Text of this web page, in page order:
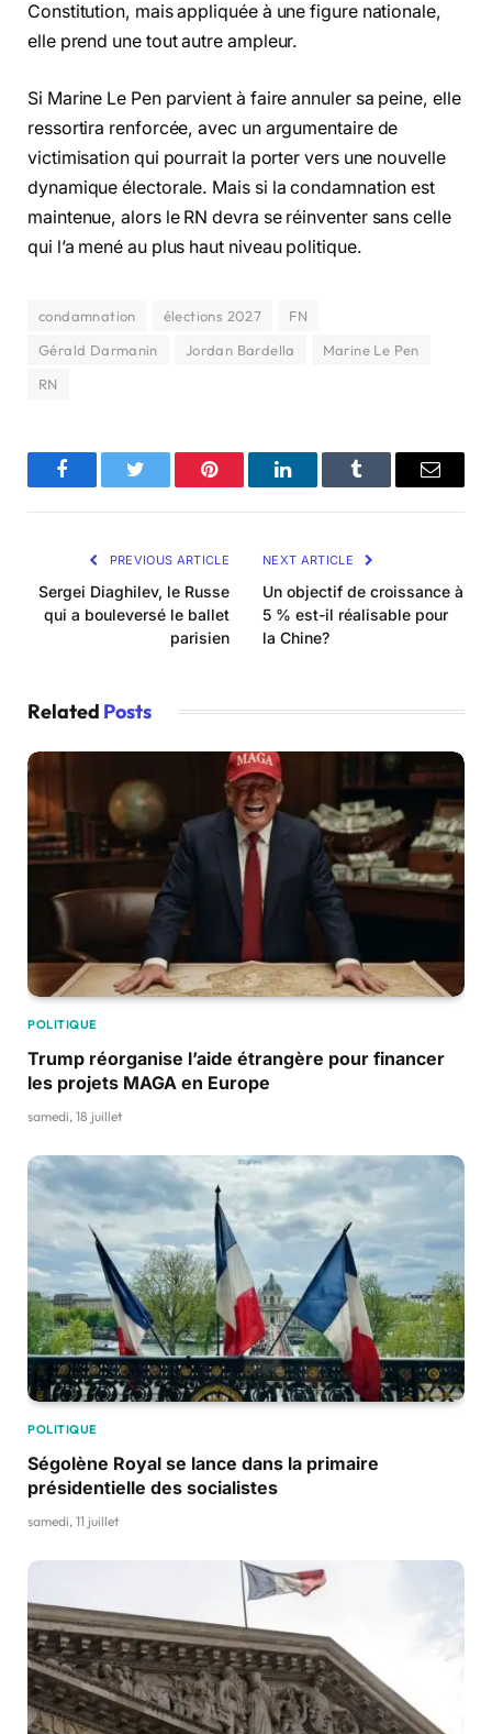
Constitution, mais appliquée à une figure nationale,
elle prend une tout autre ampleur.
Si Marine Le Pen parvient à faire annuler sa peine, elle
ressortira renforcée, avec un argumentaire de
victimisation qui pourrait la porter vers une nouvelle
dynamique électorale. Mais si la condamnation est
maintenue, alors le RN devra se réinventer sans celle
qui l’a mené au plus haut niveau politique.
condamnation élections 2027
FN
Gérald Darmanin
Jordan Bardella
Marine Le Pen
RN
FacebookTwitter Pinterest LinkedInTumblr Email
PREVIOUS ARTICLE
Sergei Diaghilev, le Russe
qui a bouleversé le ballet
parisien
NEXT ARTICLE
Un objectif de croissance à
5 % est-il réalisable pour
la Chine?
Related Posts
POLITIQUE
Trump réorganise l’aide étrangère pour financer
les projets MAGA en Europe
samedi, 18 juillet
POLITIQUE
Ségolène Royal se lance dans la primaire
présidentielle des socialistes
samedi, 11 juillet